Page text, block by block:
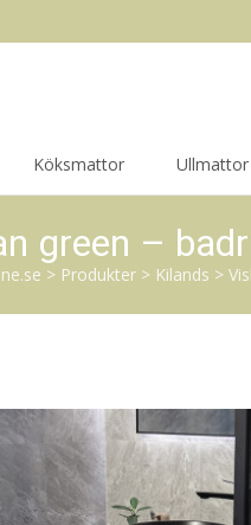
Köksmattor Ullmattor
green –
> Produkter > Kilands >